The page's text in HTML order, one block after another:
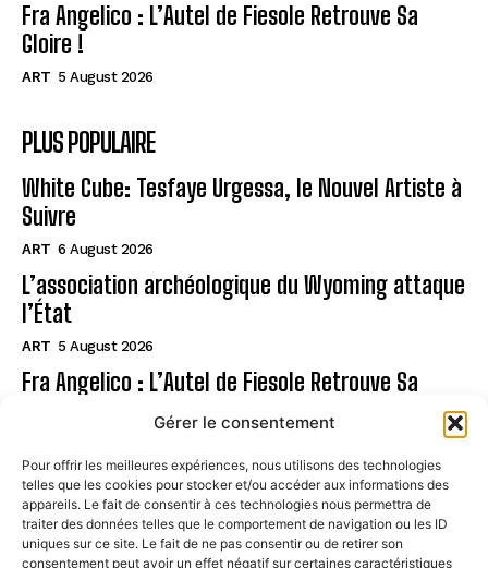
Gérer le consentement
Pour offrir les meilleures expériences, nous utilisons des technologies
telles que les cookies pour stocker et/ou accéder aux informations des
appareils. Le fait de consentir à ces technologies nous permettra de
traiter des données telles que le comportement de navigation ou les ID
uniques sur ce site. Le fait de ne pas consentir ou de retirer son
consentement peut avoir un effet négatif sur certaines caractéristiques
Fra Angelico : L’Autel de Fiesole Retrouve Sa
Gloire !
ART 5 August 2026
PLUS POPULAIRE
White Cube: Tesfaye Urgessa, le Nouvel Artiste à
Suivre
ART 6 August 2026
L’association archéologique du Wyoming attaque
l’État
ART 5 August 2026
Fra Angelico : L’Autel de Fiesole Retrouve Sa
Page
CONTACT